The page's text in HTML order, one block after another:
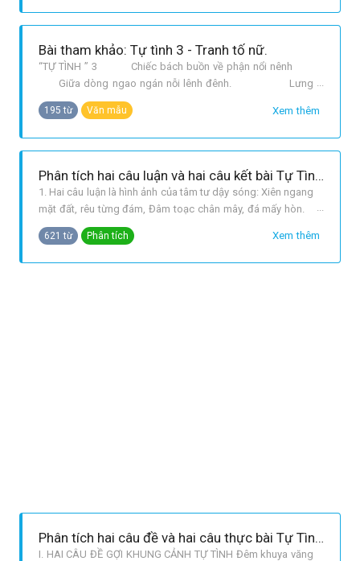
Cùng tham khảo qua bài viết dưới đây nhé!
Bài tham khảo: Tự tình 3 - Tranh tố nữ.
“TỰ TÌNH ” 3 Chiếc bách buồn về phận nổi nênh
Giữa dòng ngao ngán nỗi lênh đênh. Lưng
khoang tình nghĩa đường lai láng, Nửa mạn phong ba
luống bập bềnh. Cầm lái mặc ai lăm đỗ bến. Dong lèo
Xem thêm
195 từ Văn mẫu
Phân tích hai câu luận và hai câu kết bài Tự Tình (II) của Hồ Xuân Hương.
1. Hai câu luận là hình ảnh của tâm tư dậy sóng: Xiên ngang
mặt đất, rêu từng đám, Đâm toạc chân mây, đá mấy hòn.
Tác giả đã dùng động từ mạnh: xiên ngang, đâm toạc để
miêu tả một thiên nhiên đầy sức sống. Biện pháp đảo ngừ
Xem thêm
621 từ Phân tích
Phân tích hai câu đề và hai câu thực bài Tự Tình (II) của Hồ Xuân Hương.
I. HAI CÂU ĐỀ GỢI KHUNG CẢNH TỰ TÌNH Đêm khuya văng